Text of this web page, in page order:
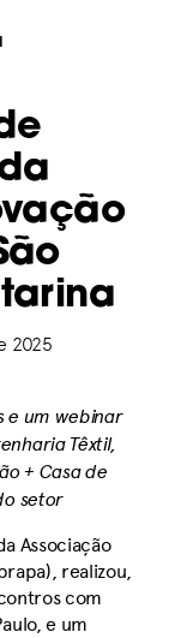
2025
e um webinar
Têxtil,
+ Casa de
setor
Associação
realizou,
com
e um